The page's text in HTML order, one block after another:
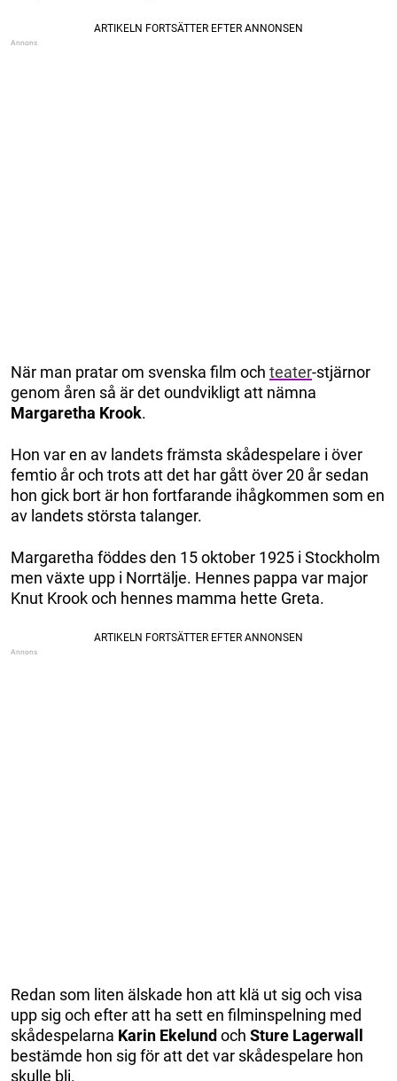
När man pratar om svenska film och teater-stjärnor
genom åren så är det oundvikligt att nämna
Margaretha Krook.
Hon var en av landets främsta skådespelare i över
femtio år och trots att det har gått över 20 år sedan
hon gick bort är hon fortfarande ihågkommen som en
av landets största talanger.
Margaretha föddes den 15 oktober 1925 i Stockholm
men växte upp i Norrtälje. Hennes pappa var major
Knut Krook och hennes mamma hette Greta.
Redan som liten älskade hon att klä ut sig och visa
upp sig och efter att ha sett en filminspelning med
skådespelarna Karin Ekelund och Sture Lagerwall
bestämde hon sig för att det var skådespelare hon
skulle bli.